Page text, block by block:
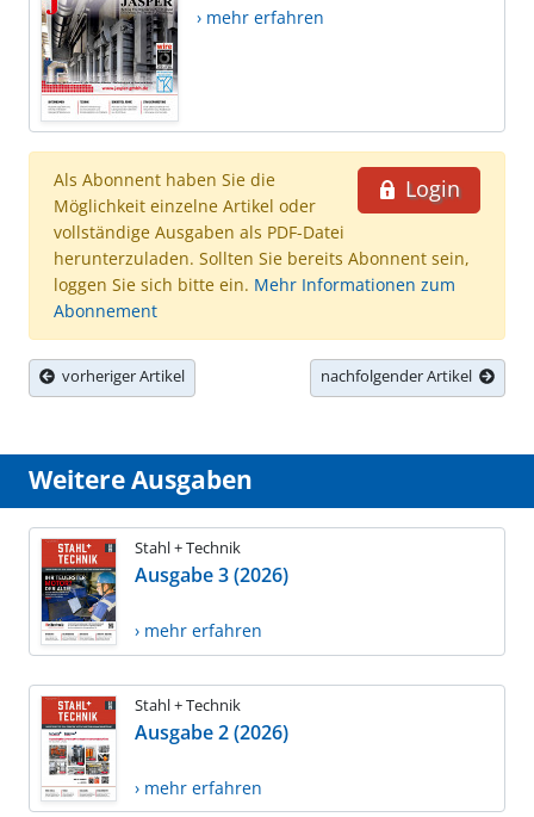
› mehr erfahren
Login
Als Abonnent haben Sie die
Möglichkeit einzelne Artikel oder
vollständige Ausgaben als PDF-Datei
herunterzuladen. Sollten Sie bereits Abonnent sein,
loggen Sie sich bitte ein. Mehr Informationen zum
Abonnement
vorheriger Artikel nachfolgender Artikel
Weitere Ausgaben
Stahl + Technik
Ausgabe 3 (2026)
› mehr erfahren
Stahl + Technik
Ausgabe 2 (2026)
› mehr erfahren